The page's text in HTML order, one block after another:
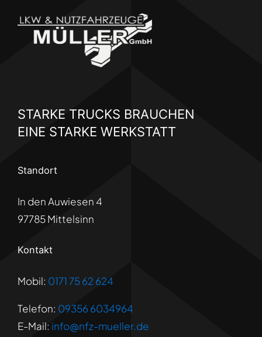
STARKE TRUCKS BRAUCHEN
EINE STARKE WERKSTATT
Standort
In den Auwiesen 4
97785 Mittelsinn
Kontakt
Mobil: 0171 75 62 624
Telefon: 09356 6034964
E-Mail: info@nfz-mueller.de